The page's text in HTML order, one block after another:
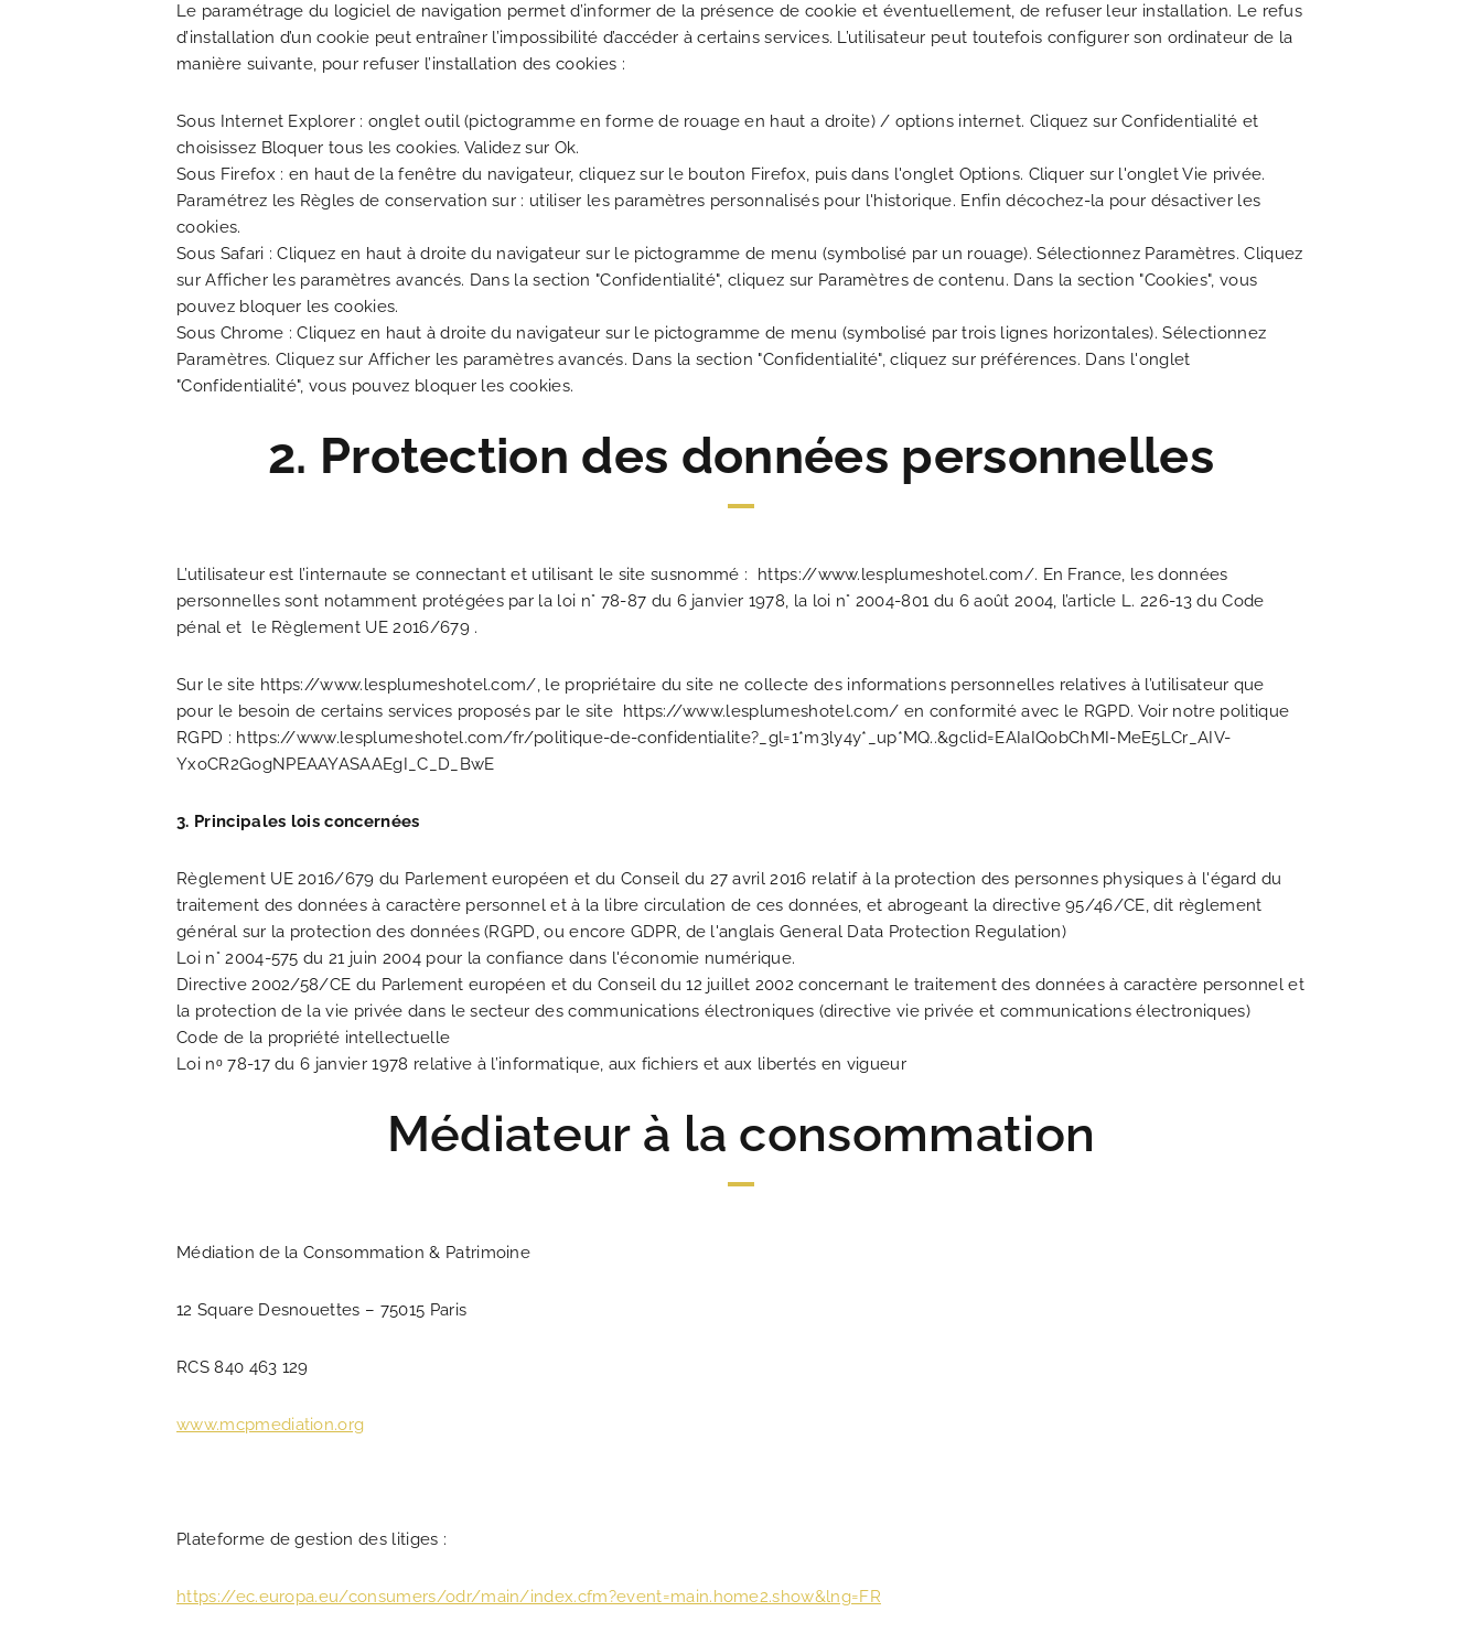
HOTEL ET SERVICES
OFFRES EXCLUSIVES
NOS ENGAGEMENTS
GALERIE PHOTOS
SITUATION
Le paramétrage du logiciel de navigation permet d’informer de la présence de cookie et éventuellement, de refuser leur installation. Le refus
d’installation d’un cookie peut entraîner l’impossibilité d’accéder à certains services. L’utilisateur peut toutefois configurer son ordinateur de la
manière suivante, pour refuser l’installation des cookies :
Sous Internet Explorer : onglet outil (pictogramme en forme de rouage en haut a droite) / options internet. Cliquez sur Confidentialité et
choisissez Bloquer tous les cookies. Validez sur Ok.
Sous Firefox : en haut de la fenêtre du navigateur, cliquez sur le bouton Firefox, puis dans l'onglet Options. Cliquer sur l'onglet Vie privée.
Paramétrez les Règles de conservation sur : utiliser les paramètres personnalisés pour l'historique. Enfin décochez-la pour désactiver les
cookies.
Sous Safari : Cliquez en haut à droite du navigateur sur le pictogramme de menu (symbolisé par un rouage). Sélectionnez Paramètres. Cliquez
sur Afficher les paramètres avancés. Dans la section "Confidentialité", cliquez sur Paramètres de contenu. Dans la section "Cookies", vous
pouvez bloquer les cookies.
Sous Chrome : Cliquez en haut à droite du navigateur sur le pictogramme de menu (symbolisé par trois lignes horizontales). Sélectionnez
Paramètres. Cliquez sur Afficher les paramètres avancés. Dans la section "Confidentialité", cliquez sur préférences. Dans l'onglet
"Confidentialité", vous pouvez bloquer les cookies.
2. Protection des données personnelles
L’utilisateur est l’internaute se connectant et utilisant le site susnommé : https://www.lesplumeshotel.com/. En France, les données
personnelles sont notamment protégées par la loi n° 78-87 du 6 janvier 1978, la loi n° 2004-801 du 6 août 2004, l’article L. 226-13 du Code
pénal et le Règlement UE 2016/679 .
Sur le site https://www.lesplumeshotel.com/, le propriétaire du site ne collecte des informations personnelles relatives à l’utilisateur que
pour le besoin de certains services proposés par le site https://www.lesplumeshotel.com/ en conformité avec le RGPD. Voir notre politique
RGPD : https://www.lesplumeshotel.com/fr/politique-de-confidentialite?_gl=1*m3ly4y*_up*MQ..&gclid=EAIaIQobChMI-MeE5LCr_AIV-
YxoCR2GogNPEAAYASAAEgI_C_D_BwE
3. Principales lois concernées
Règlement UE 2016/679 du Parlement européen et du Conseil du 27 avril 2016 relatif à la protection des personnes physiques à l'égard du
traitement des données à caractère personnel et à la libre circulation de ces données, et abrogeant la directive 95/46/CE, dit règlement
général sur la protection des données (RGPD, ou encore GDPR, de l'anglais General Data Protection Regulation)
Loi n° 2004-575 du 21 juin 2004 pour la confiance dans l'économie numérique.
Directive 2002/58/CE du Parlement européen et du Conseil du 12 juillet 2002 concernant le traitement des données à caractère personnel et
la protection de la vie privée dans le secteur des communications électroniques (directive vie privée et communications électroniques)
Code de la propriété intellectuelle
Loi nᵒ 78-17 du 6 janvier 1978 relative à l’informatique, aux fichiers et aux libertés en vigueur
Médiateur à la consommation
Médiation de la Consommation & Patrimoine
12 Square Desnouettes – 75015 Paris
RCS 840 463 129
www.mcpmediation.org
Plateforme de gestion des litiges :
https://ec.europa.eu/consumers/odr/main/index.cfm?event=main.home2.show&lng=FR